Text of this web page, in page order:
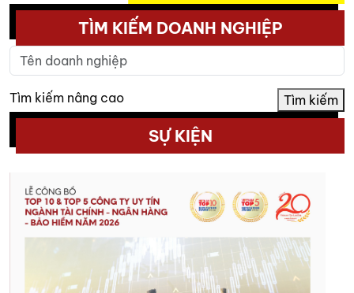
TÌM KIẾM DOANH NGHIỆP
Tìm kiếm nâng cao Tìm kiếm
SỰ KIỆN